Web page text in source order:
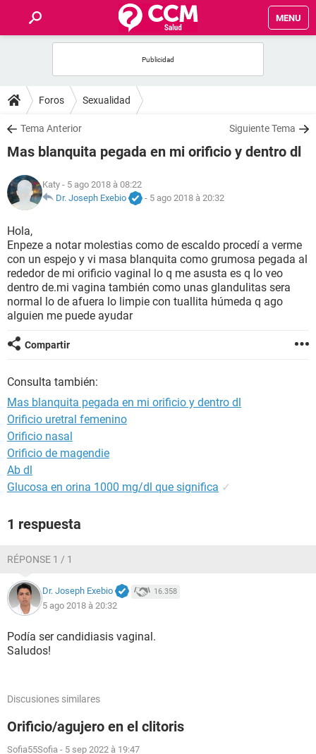
MENU
FORUMS
SALUD
NUTRICIÓN
BIENESTAR
SEXUALIDAD
GLOSARIO
Foros Sexualidad
Tema Anterior Siguiente Tema
Mas blanquita pegada en mi orificio y dentro dl
Katy - 5 ago 2018 à 08:22
Dr. Joseph Exebio
- 5 ago 2018 à 20:32
Hola,
Enpeze a notar molestias como de escaldo procedí a verme
con un espejo y vi masa blanquita como grumosa pegada al
rededor de mi orificio vaginal lo q me asusta es q lo veo
dentro de.mi vagina también como unas glandulitas sera
normal lo de afuera lo limpie con tuallita húmeda q ago
alguien me puede ayudar
Compartir
Consulta también:
Mas blanquita pegada en mi orificio y dentro dl
Orificio uretral femenino
Orificio nasal
Orificio de magendie
Ab dl
Glucosa en orina 1000 mg/dl que significa ✓
1 respuesta
RÉPONSE 1 / 1
Dr. Joseph Exebio 16.358
5 ago 2018 à 20:32
Podía ser candidiasis vaginal.
Saludos!
Discusiones similares
Orificio/agujero en el clitoris
Sofia55Sofia - 5 sep 2022 à 19:47